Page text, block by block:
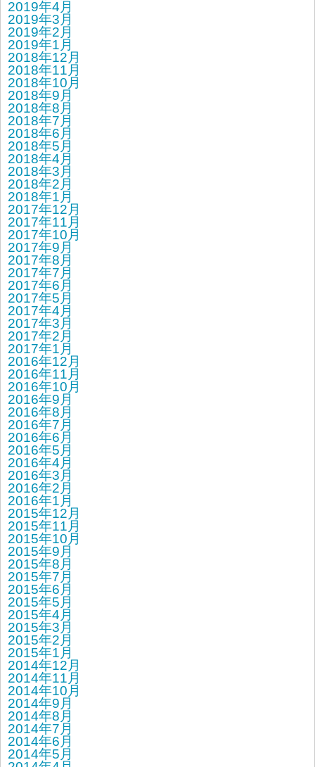
2019年4月
2019年3月
2019年2月
2019年1月
2018年12月
2018年11月
2018年10月
2018年9月
2018年8月
2018年7月
2018年6月
2018年5月
2018年4月
2018年3月
2018年2月
2018年1月
2017年12月
2017年11月
2017年10月
2017年9月
2017年8月
2017年7月
2017年6月
2017年5月
2017年4月
2017年3月
2017年2月
2017年1月
2016年12月
2016年11月
2016年10月
2016年9月
2016年8月
2016年7月
2016年6月
2016年5月
2016年4月
2016年3月
2016年2月
2016年1月
2015年12月
2015年11月
2015年10月
2015年9月
2015年8月
2015年7月
2015年6月
2015年5月
2015年4月
2015年3月
2015年2月
2015年1月
2014年12月
2014年11月
2014年10月
2014年9月
2014年8月
2014年7月
2014年6月
2014年5月